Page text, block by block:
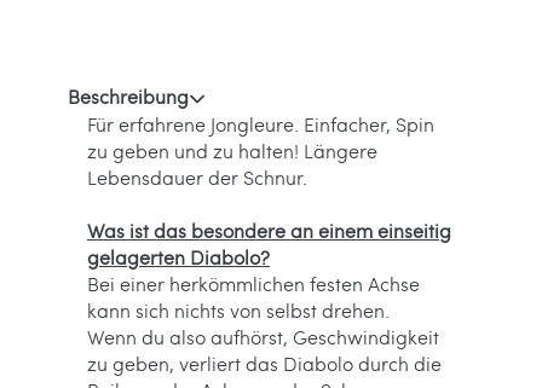
Beschreibung
Für erfahrene Jongleure. Einfacher, Spin
zu geben und zu halten! Längere
Lebensdauer der Schnur.
Was ist das besondere an einem einseitig
gelagerten Diabolo?
Bei einer herkömmlichen festen Achse
kann sich nichts von selbst drehen.
Wenn du also aufhörst, Geschwindigkeit
zu geben, verliert das Diabolo durch die